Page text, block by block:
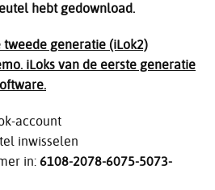
hebt gedownload.
tweede generatie (iLok2)
iLoks van de eerste generatie
account
inwisselen
in:6108-2078-6075-5073-